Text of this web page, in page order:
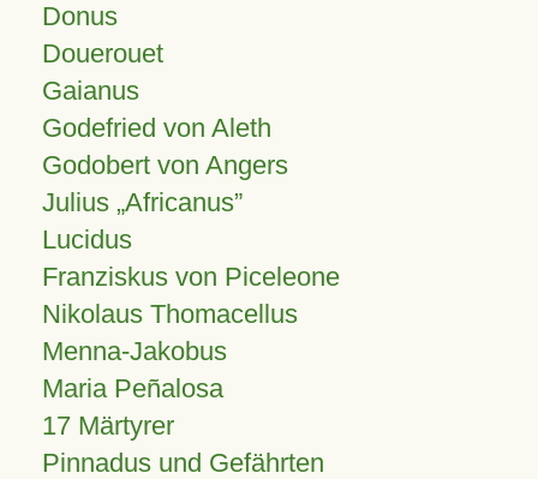
Donus
Douerouet
Gaianus
Godefried von Aleth
Godobert von Angers
Julius Africanus
Lucidus
Franziskus von Piceleone
Nikolaus Thomacellus
Menna-Jakobus
Maria Peñalosa
17 Märtyrer
Pinnadus und Gefährten